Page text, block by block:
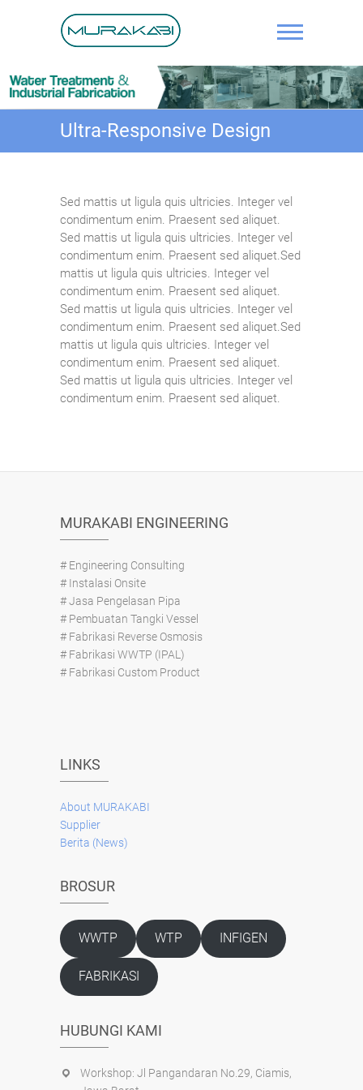
IPAL, Solar
Panel,
Water
Treatment,
Pengelasan
Pipa
Ultra-Responsive Design
Sed mattis ut ligula quis ultricies. Integer vel
condimentum enim. Praesent sed aliquet.
Sed mattis ut ligula quis ultricies. Integer vel
condimentum enim. Praesent sed aliquet.Sed
mattis ut ligula quis ultricies. Integer vel
condimentum enim. Praesent sed aliquet.
Sed mattis ut ligula quis ultricies. Integer vel
condimentum enim. Praesent sed aliquet.Sed
mattis ut ligula quis ultricies. Integer vel
condimentum enim. Praesent sed aliquet.
Sed mattis ut ligula quis ultricies. Integer vel
condimentum enim. Praesent sed aliquet.
MURAKABI ENGINEERING
# Engineering Consulting
# Instalasi Onsite
# Jasa Pengelasan Pipa
# Pembuatan Tangki Vessel
# Fabrikasi Reverse Osmosis
# Fabrikasi WWTP (IPAL)
# Fabrikasi Custom Product
LINKS
About MURAKABI
Supplier
Berita (News)
BROSUR
WWTP WTP INFIGEN
FABRIKASI
HUBUNGI KAMI
Workshop: Jl Pangandaran No.29, Ciamis,